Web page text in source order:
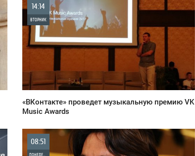
14:14
ВТОРНИК
«ВКонтакте» проведет музыкальную премию VK
Music Awards
08:51
ПОНЕДЕЛЬНИК